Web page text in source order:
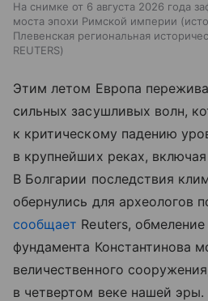
На снимке от 6 августа 2026 года
моста эпохи Римской империи
Плевенская региональная
REUTERS
Этим летом Европа
сильных засушливых волн,
к критическому падению
в крупнейших реках,
В Болгарии последствия
обернулись для археологов
сообщает Reuters,
фундамента Константинова
величественного
в четвертом веке нашей эры.